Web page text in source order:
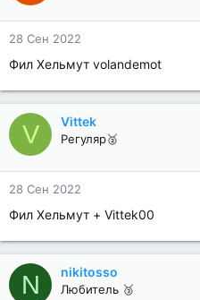
28 Сен 2022
Фил Хельмут volandemot
V Vittek
Регуляр🥈
28 Сен 2022
Фил Хельмут + Vittek00
N nikitosso
Любитель 🥉